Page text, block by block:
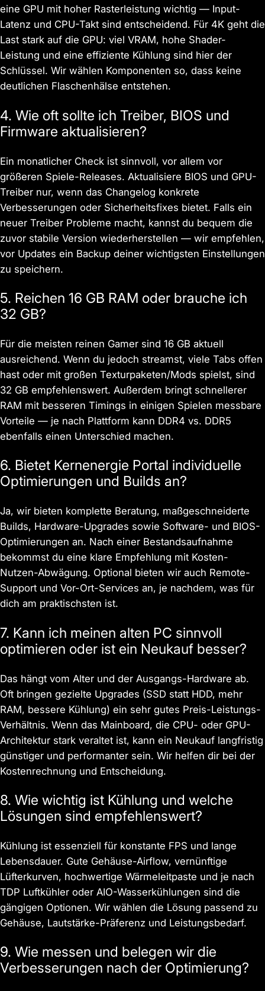
eine GPU mit hoher Rasterleistung wichtig — Input-
Latenz und CPU-Takt sind entscheidend. Für 4K geht die
Last stark auf die GPU: viel VRAM, hohe Shader-
Leistung und eine effiziente Kühlung sind hier der
Schlüssel. Wir wählen Komponenten so, dass keine
deutlichen Flaschenhälse entstehen.
4. Wie oft sollte ich Treiber, BIOS und
Firmware aktualisieren?
Ein monatlicher Check ist sinnvoll, vor allem vor
größeren Spiele-Releases. Aktualisiere BIOS und GPU-
Treiber nur, wenn das Changelog konkrete
Verbesserungen oder Sicherheitsfixes bietet. Falls ein
neuer Treiber Probleme macht, kannst du bequem die
zuvor stabile Version wiederherstellen — wir empfehlen,
vor Updates ein Backup deiner wichtigsten Einstellungen
zu speichern.
5. Reichen 16 GB RAM oder brauche ich
32 GB?
Für die meisten reinen Gamer sind 16 GB aktuell
ausreichend. Wenn du jedoch streamst, viele Tabs offen
hast oder mit großen Texturpaketen/Mods spielst, sind
32 GB empfehlenswert. Außerdem bringt schnellerer
RAM mit besseren Timings in einigen Spielen messbare
Vorteile — je nach Plattform kann DDR4 vs. DDR5
ebenfalls einen Unterschied machen.
6. Bietet Kernenergie Portal individuelle
Optimierungen und Builds an?
Ja, wir bieten komplette Beratung, maßgeschneiderte
Builds, Hardware-Upgrades sowie Software- und BIOS-
Optimierungen an. Nach einer Bestandsaufnahme
bekommst du eine klare Empfehlung mit Kosten-
Nutzen-Abwägung. Optional bieten wir auch Remote-
Support und Vor-Ort-Services an, je nachdem, was für
dich am praktischsten ist.
7. Kann ich meinen alten PC sinnvoll
optimieren oder ist ein Neukauf besser?
Das hängt vom Alter und der Ausgangs-Hardware ab.
Oft bringen gezielte Upgrades (SSD statt HDD, mehr
RAM, bessere Kühlung) ein sehr gutes Preis-Leistungs-
Verhältnis. Wenn das Mainboard, die CPU- oder GPU-
Architektur stark veraltet ist, kann ein Neukauf langfristig
günstiger und performanter sein. Wir helfen dir bei der
Kostenrechnung und Entscheidung.
8. Wie wichtig ist Kühlung und welche
Lösungen sind empfehlenswert?
Kühlung ist essenziell für konstante FPS und lange
Lebensdauer. Gute Gehäuse-Airflow, vernünftige
Lüfterkurven, hochwertige Wärmeleitpaste und je nach
TDP Luftkühler oder AIO-Wasserkühlungen sind die
gängigen Optionen. Wir wählen die Lösung passend zu
Gehäuse, Lautstärke-Präferenz und Leistungsbedarf.
9. Wie messen und belegen wir die
Verbesserungen nach der Optimierung?